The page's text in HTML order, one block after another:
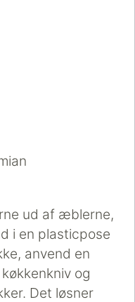
ud af æblerne,
i en plasticpose
anvend en
og
Det løsner